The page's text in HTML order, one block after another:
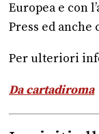
Europea e con
Press ed anche
Per ulteriori
Da cartadiroma